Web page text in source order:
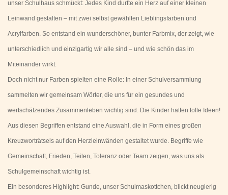
unser Schulhaus schmückt: Jedes Kind durfte ein Herz auf einer kleinen
Leinwand gestalten – mit zwei selbst gewählten Lieblingsfarben und
Acrylfarben. So entstand ein wunderschöner, bunter Farbmix, der zeigt, wie
unterschiedlich und einzigartig wir alle sind – und wie schön das im
Miteinander wirkt.
Doch nicht nur Farben spielten eine Rolle: In einer Schulversammlung
sammelten wir gemeinsam Wörter, die uns für ein gesundes und
wertschätzendes Zusammenleben wichtig sind. Die Kinder hatten tolle Ideen!
Aus diesen Begriffen entstand eine Auswahl, die in Form eines großen
Kreuzworträtsels auf den Herzleinwänden gestaltet wurde. Begriffe wie
Gemeinschaft, Frieden, Teilen, Toleranz oder Team zeigen, was uns als
Schulgemeinschaft wichtig ist.
Ein besonderes Highlight: Gunde, unser Schulmaskottchen, blickt neugierig